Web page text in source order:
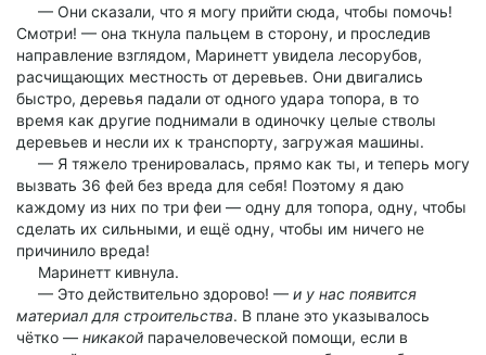
— Они сказали, что я могу прийти сюда, чтобы помочь!
Смотри! — она ткнула пальцем в сторону, и проследив
направление взглядом, Маринетт увидела лесорубов,
расчищающих местность от деревьев. Они двигались
быстро, деревья падали от одного удара топора, в то
время как другие поднимали в одиночку целые стволы
деревьев и несли их к транспорту, загружая машины.
— Я тяжело тренировалась, прямо как ты, и теперь могу
вызвать 36 фей без вреда для себя! Поэтому я даю
каждому из них по три феи — одну для топора, одну, чтобы
сделать их сильными, и ещё одну, чтобы им ничего не
причинило вреда!
Маринетт кивнула.
— Это действительно здорово! — и у нас появится
материал для строительства. В плане это указывалось
чётко — никакой парачеловеческой помощи, если в